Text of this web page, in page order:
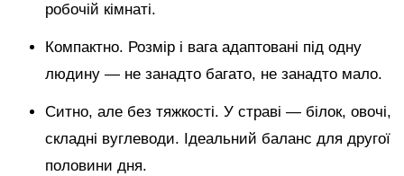
робочій кімнаті.
Компактно. Розмір і вага адаптовані під одну
людину — не занадто багато, не занадто мало.
Ситно, але без тяжкості. У страві — білок, овочі,
складні вуглеводи. Ідеальний баланс для другої
половини дня.